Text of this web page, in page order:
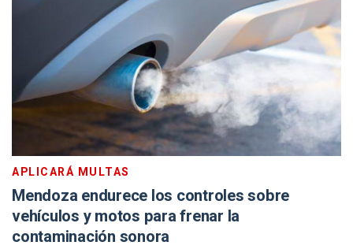
APLICARÁ MULTAS
Mendoza endurece los controles sobre
vehículos y motos para frenar la
contaminación sonora